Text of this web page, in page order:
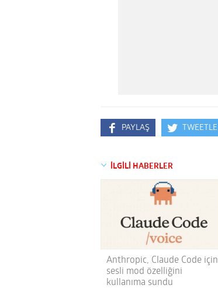
PAYLAŞ TWEETLE
İLGİLİ HABERLER
Anthropic, Claude Code için
sesli mod özelliğini
kullanıma sundu